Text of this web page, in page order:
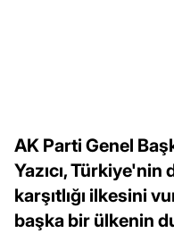
AK Parti Genel
Yazıcı, Türkiye'nin
karşıtlığı ilkesini
başka bir ülkenin